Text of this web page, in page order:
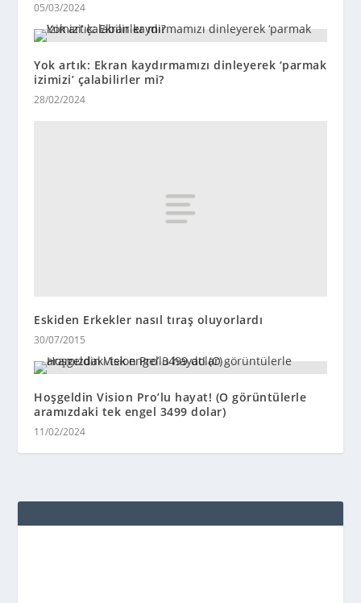
05/03/2024
Yok artık: Ekran kaydırmamızı dinleyerek ‘parmak
izimizi’ çalabilirler mi?
28/02/2024
Eskiden Erkekler nasıl tıraş oluyorlardı
30/07/2015
Hoşgeldin Vision Pro’lu hayat! (O görüntülerle
aramızdaki tek engel 3499 dolar)
11/02/2024